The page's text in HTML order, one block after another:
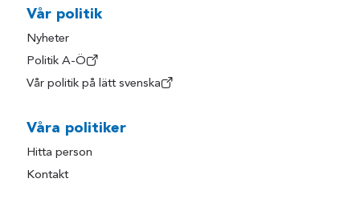
Vår politik
Nyheter
Politik A-Ö
Vår politik på lätt svenska
Våra politiker
Hitta person
Kontakt